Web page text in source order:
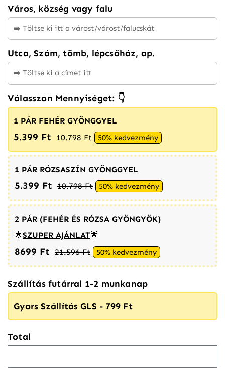
Város, község vagy falu
Utca, Szám, tömb, lépcsőház, ap.
Válasszon Mennyiséget: 👇
1 PÁR FEHÉR GYÖNGGYEL
5.399 Ft 10.798 Ft 50% kedvezmény
1 PÁR RÓZSASZÍN GYÖNGGYEL
5.399 Ft 10.798 Ft 50% kedvezmény
2 PÁR (FEHÉR ÉS RÓZSA GYÖNGYÖK)
🌟SZUPER AJÁNLAT🌟
8699 Ft 21.596 Ft 50% kedvezmény
Szállítás futárral 1-2 munkanap
Gyors Szállítás GLS - 799 Ft
Total